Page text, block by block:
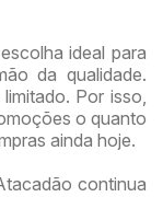
ideal para
da qualidade.
Por isso,
o quanto
ainda hoje.
continua